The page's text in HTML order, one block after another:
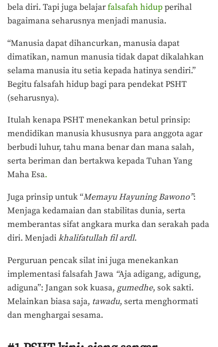
bela diri. Tapi juga belajarfalsafah hidupperihal
bagaimana seharusnya menjadi manusia.
“Manusia dapat dihancurkan, manusia dapat
dimatikan, namun manusia tidak dapat dikalahkan
selama manusia itu setia kepada hatinya sendiri.”
Begitu falsafah hidup bagi para pendekat PSHT
(seharusnya).
Itulah kenapa PSHT menekankan betul prinsip:
mendidikan manusia khususnya para anggota agar
berbudi luhur, tahu mana benar dan mana salah,
serta beriman dan bertakwa kepada Tuhan Yang
Maha Esa.
Juga prinsip untuk “Memayu Hayuning Bawono”:
Menjaga kedamaian dan stabilitas dunia, serta
memberantas sifat angkara murka dan serakah pada
diri. Menjadikhalifatullah fil ardl.
Perguruan pencak silat ini juga menekankan
implementasi falsafah Jawa “Aja adigang, adigung,
adiguna”: Jangan sok kuasa, gumedhe, sok sakti.
Melainkan biasa saja, tawadu, serta menghormati
dan menghargai sesama.